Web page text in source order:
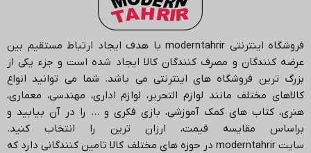
فروشگاه اینترنتی moderntahrir با هدف ایجاد ارتباط مستقیم بین
عرضه کنندگان و مصرف کنندگان کالا ایجاد شده است و جزء یکی از
بزرگ ترین فروشگاه های اینترنتی می باشد. شما می توانید انواع
کالاهای مختلف مانند لوازم التحریر، لوازم اداری، مهندسی، معماری،
هنری، کتاب های کمک آموزشی، بازی فکری و … را در آن بیابید و
براساس مقایسه قیمت، ارزان ترین را انتخاب کنید.
سایتmoderntahrir در حوزه های مختلف کالا تامین کنندگانی دارد که